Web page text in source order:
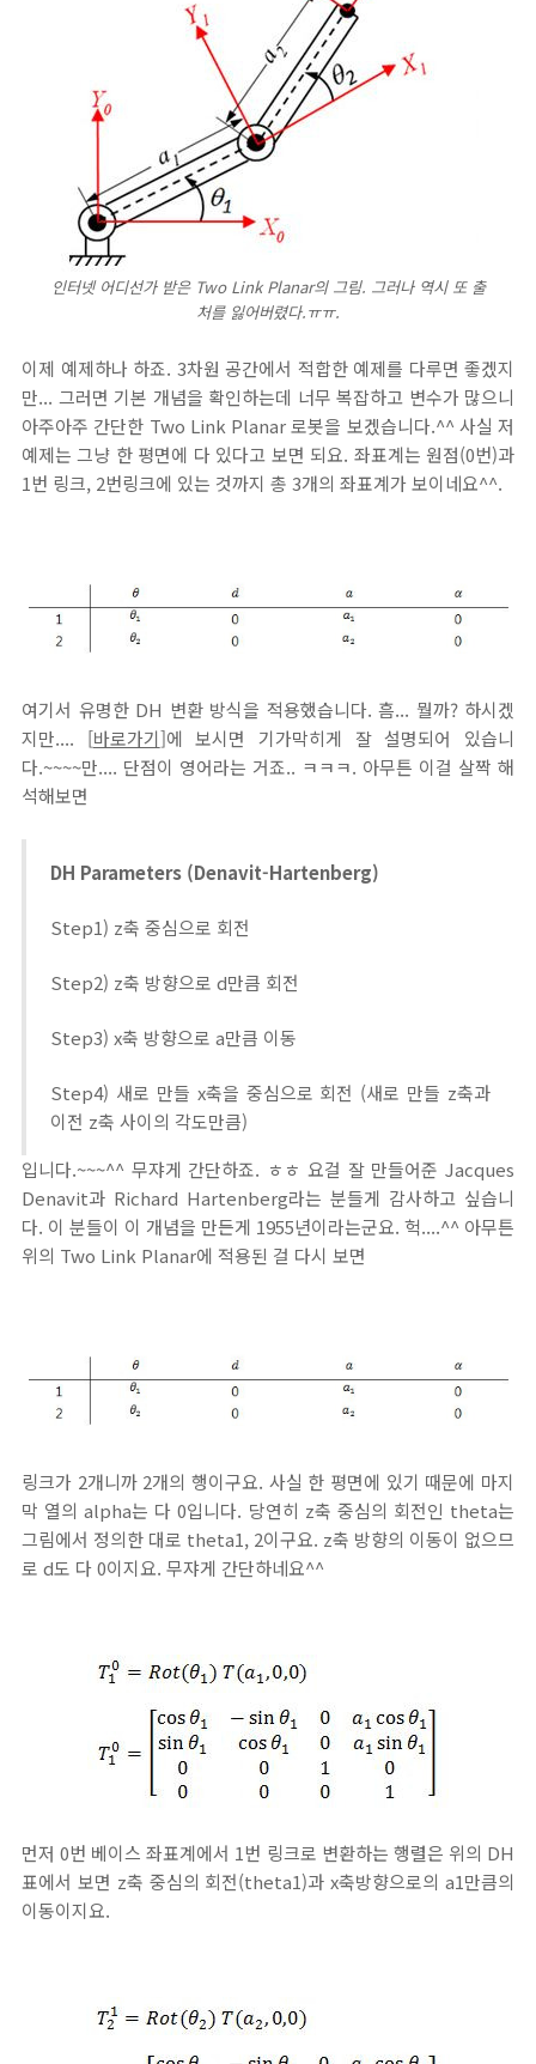
인터넷 어디선가 받은 Two Link Planar의 그림. 그러나 역시 또 출
처를 잃어버렸다.ㅠㅠ.
이제 예제하나 하죠. 3차원 공간에서 적합한 예제를 다루면 좋겠지
만... 그러면 기본 개념을 확인하는데 너무 복잡하고 변수가 많으니
아주아주 간단한 Two Link Planar 로봇을 보겠습니다.^^ 사실 저
예제는 그냥 한 평면에 다 있다고 보면 되요. 좌표계는 원점(0번)과
1번 링크, 2번링크에 있는 것까지 총 3개의 좌표계가 보이네요^^.
여기서 유명한 DH 변환 방식을 적용했습니다. 흠... 뭘까? 하시겠
지만.... [바로가기]에 보시면 기가막히게 잘 설명되어 있습니
다.~~~~만.... 단점이 영어라는 거죠.. ㅋㅋㅋ. 아무튼 이걸 살짝 해
석해보면
DH Parameters (Denavit-Hartenberg)
Step1) z축 중심으로 회전
Step2) z축 방향으로 d만큼 회전
Step3) x축 방향으로 a만큼 이동
Step4) 새로 만들 x축을 중심으로 회전 (새로 만들 z축과
이전 z축 사이의 각도만큼)
입니다.~~~^^ 무쟈게 간단하죠. ㅎㅎ 요걸 잘 만들어준 Jacques
Denavit과 Richard Hartenberg라는 분들게 감사하고 싶습니
다. 이 분들이 이 개념을 만든게 1955년이라는군요. 헉....^^ 아무튼
위의 Two Link Planar에 적용된 걸 다시 보면
링크가 2개니까 2개의 행이구요. 사실 한 평면에 있기 때문에 마지
막 열의 alpha는 다 0입니다. 당연히 z축 중심의 회전인 theta는
그림에서 정의한 대로 theta1, 2이구요. z축 방향의 이동이 없으므
로 d도 다 0이지요. 무쟈게 간단하네요^^
먼저 0번 베이스 좌표계에서 1번 링크로 변환하는 행렬은 위의 DH
표에서 보면 z축 중심의 회전(theta1)과 x축방향으로의 a1만큼의
이동이지요.